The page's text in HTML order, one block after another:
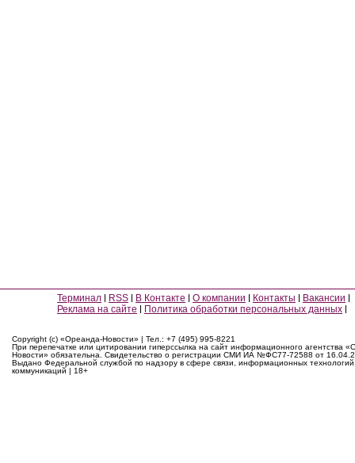
Терминал RSS В Контакте О компании Контакты
Вакансии
Реклама на сайте
Политика обработки персональных данных
Copyright (c) «Ореанда-Новости» | Тел.: +7 (495) 995-8221
При перепечатке или цитировании гиперссылка на сайт информационного агентства
Новости» обязательна. Свидетельство о регистрации СМИ ИА №ФС77-72588 от
Выдано Федеральной службой по надзору в сфере связи, информационных
коммуникаций | 18+